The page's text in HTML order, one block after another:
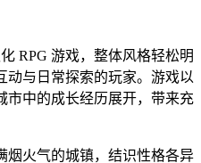
RPG 游戏，整体风格轻松明
动与日常探索的玩家。游戏以
市中的成长经历展开，带来充
烟火气的城镇，结识性格各异